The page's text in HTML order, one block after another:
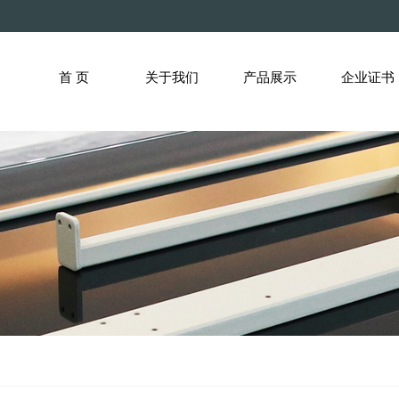
首 页 关于我们 产品展示
沙发功能架
沙发连接件
沙发底座类
其他
企业证书